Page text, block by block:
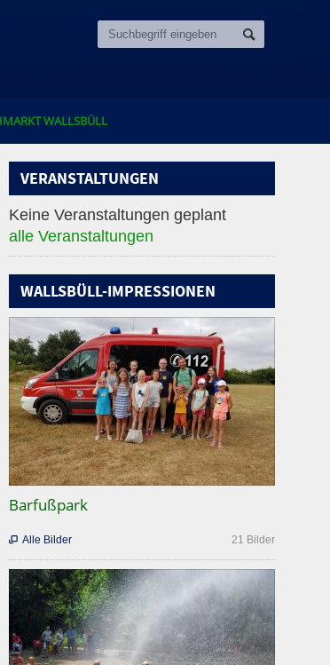
WALLSBÜLL
VERANSTALTUNGEN
Keine Veranstaltungen geplant
alle Veranstaltungen
WALLSBÜLL-IMPRESSIONEN
Barfußpark
21 Bilder
 Alle Bilder